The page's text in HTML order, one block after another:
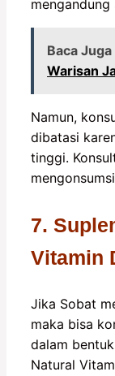
Baca Juga
Warisan
Namun,
dibatasi
tinggi.
7.
Vitamin
Jika Sobat
maka bisa
dalam
Natural